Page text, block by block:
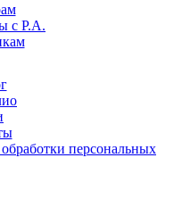
с Р.А.
персональных